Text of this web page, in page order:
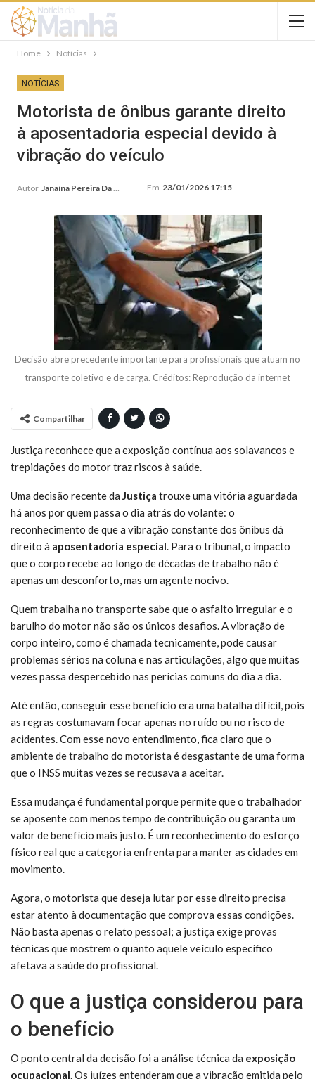
Home Notícias
NOTÍCIAS
Motorista de ônibus garante direito
à aposentadoria especial devido à
vibração do veículo
Autor Janaína Pereira Da Silva Em 23/01/2026 17:15
Decisão abre precedente importante para profissionais que atuam no
transporte coletivo e de carga. Créditos: Reprodução da internet
Compartilhar
Justiça reconhece que a exposição contínua aos solavancos e
trepidações do motor traz riscos à saúde.
Uma decisão recente da Justiça trouxe uma vitória aguardada
há anos por quem passa o dia atrás do volante: o
reconhecimento de que a vibração constante dos ônibus dá
direito à aposentadoria especial. Para o tribunal, o impacto
que o corpo recebe ao longo de décadas de trabalho não é
apenas um desconforto, mas um agente nocivo.
Quem trabalha no transporte sabe que o asfalto irregular e o
barulho do motor não são os únicos desafios. A vibração de
corpo inteiro, como é chamada tecnicamente, pode causar
problemas sérios na coluna e nas articulações, algo que muitas
vezes passa despercebido nas perícias comuns do dia a dia.
Até então, conseguir esse benefício era uma batalha difícil, pois
as regras costumavam focar apenas no ruído ou no risco de
acidentes. Com esse novo entendimento, fica claro que o
ambiente de trabalho do motorista é desgastante de uma forma
que o INSS muitas vezes se recusava a aceitar.
Essa mudança é fundamental porque permite que o trabalhador
se aposente com menos tempo de contribuição ou garanta um
valor de benefício mais justo. É um reconhecimento do esforço
físico real que a categoria enfrenta para manter as cidades em
movimento.
Agora, o motorista que deseja lutar por esse direito precisa
estar atento à documentação que comprova essas condições.
Não basta apenas o relato pessoal; a justiça exige provas
técnicas que mostrem o quanto aquele veículo específico
afetava a saúde do profissional.
O que a justiça considerou para
o benefício
O ponto central da decisão foi a análise técnica da exposição
ocupacional. Os juízes entenderam que a vibração emitida pelo